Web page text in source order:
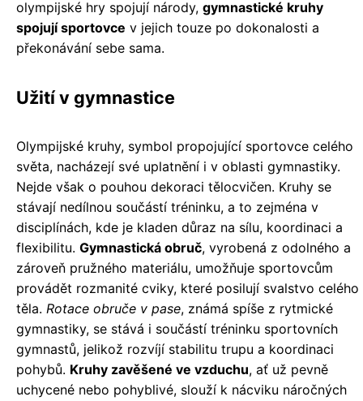
olympijské hry spojují národy, gymnastické kruhy
spojují sportovce v jejich touze po dokonalosti a
překonávání sebe sama.
Užití v gymnastice
Olympijské kruhy, symbol propojující sportovce celého
světa, nacházejí své uplatnění i v oblasti gymnastiky.
Nejde však o pouhou dekoraci tělocvičen. Kruhy se
stávají nedílnou součástí tréninku, a to zejména v
disciplínách, kde je kladen důraz na sílu, koordinaci a
flexibilitu. Gymnastická obruč, vyrobená z odolného a
zároveň pružného materiálu, umožňuje sportovcům
provádět rozmanité cviky, které posilují svalstvo celého
těla. Rotace obruče v pase, známá spíše z rytmické
gymnastiky, se stává i součástí tréninku sportovních
gymnastů, jelikož rozvíjí stabilitu trupu a koordinaci
pohybů. Kruhy zavěšené ve vzduchu, ať už pevně
uchycené nebo pohyblivé, slouží k nácviku náročných